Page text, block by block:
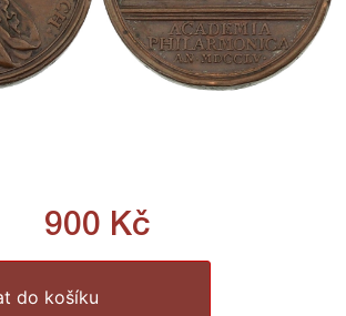
900 Kč
do košíku